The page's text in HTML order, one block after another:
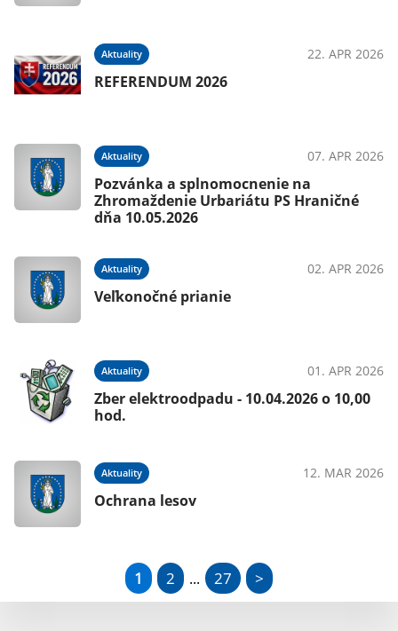
Aktuality 22. APR 2026
REFERENDUM 2026
Aktuality 07. APR 2026
Pozvánka a splnomocnenie na
Zhromaždenie Urbariátu PS Hraničné
dňa 10.05.2026
Aktuality 02. APR 2026
Veľkonočné prianie
Aktuality 01. APR 2026
Zber elektroodpadu - 10.04.2026 o 10,00
hod.
Aktuality 12. MAR 2026
Ochrana lesov
1 2 ... 27 >